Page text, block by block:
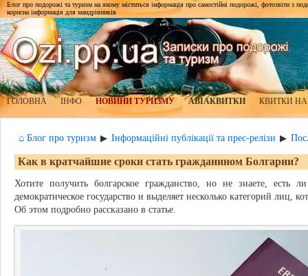
Блог про подорожі та туризм на якому міститься інформація про самостійні подорожі, фотозвіти з
корисна інформація для мандрівників
ГОЛОВНА ІНФО НОВИНИ ТУРИЗМУ АВІАКВИТКИ КВИТКИ
⌂ Блог про туризм ▶ Інформаційні публікації та прес-релізи ▶
Как в кратчайшие сроки стать гражданином Болгарии?
Хотите получить болгарское гражданство, но не знаете, есть
демократическое государство и выделяет несколько категорий лиц,
Об этом подробно рассказано в статье.